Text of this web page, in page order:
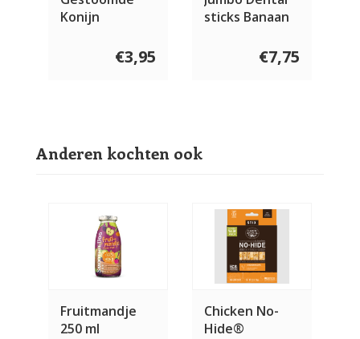
Konijn
€3,95
sticks Banaan
€7,75
Anderen kochten ook
Fruitmandje
250 ml
Chicken No-
Hide®